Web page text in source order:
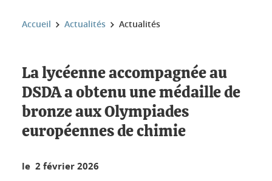
Vous êtes ici :
Accueil Actualités Actualités
La lycéenne accompagnée au
DSDA a obtenu une médaille de
bronze aux Olympiades
européennes de chimie
le 2 février 2026